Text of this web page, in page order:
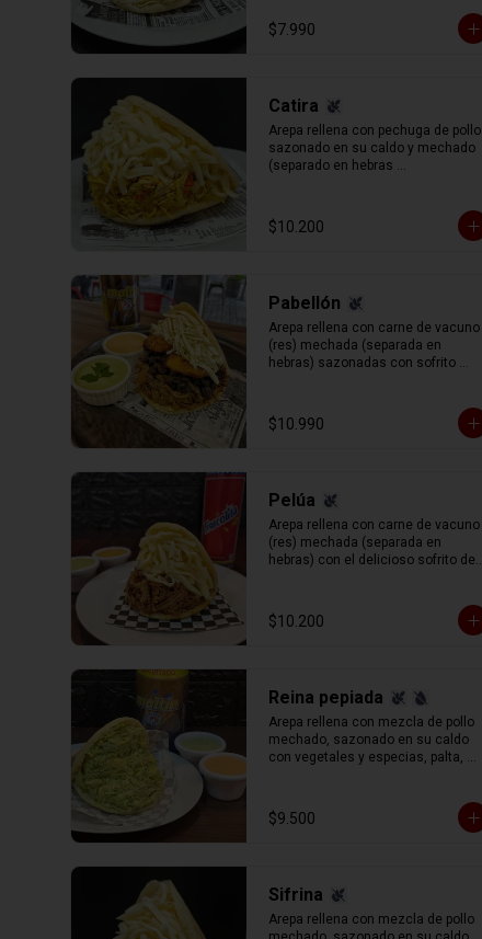
$7.990
Catira
Arepa rellena con pechuga de pollo
sazonado en su caldo y mechado
(separado en hebras
$10.200
Pabellón
Arepa rellena con carne de vacuno
(res) mechada (separada en
hebras) sazonadas con sofrito
tajadas y queso blanco rallado.
$10.990
Pelúa
Arepa rellena con carne de vacuno
(res) mechada (separada en
hebras) con el delicioso sofrito del
rallado.
$10.200
Reina pepiada
Arepa rellena con mezcla de pollo
mechado, sazonado en su caldo
con vegetales y especias, palta,
$9.500
Sifrina
Arepa rellena con mezcla de pollo